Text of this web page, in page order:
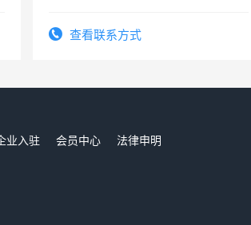
查看联系方式
业入驻 会员中心
法律申明